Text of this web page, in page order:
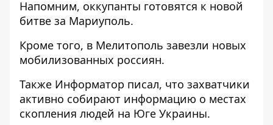
Напомним, оккупанты готовятся к новой
битве за Мариуполь.
Кроме того, в Мелитополь завезли новых
мобилизованных россиян.
Также Информатор писал, что захватчики
активно собирают информацию о местах
скопления людей на Юге Украины.